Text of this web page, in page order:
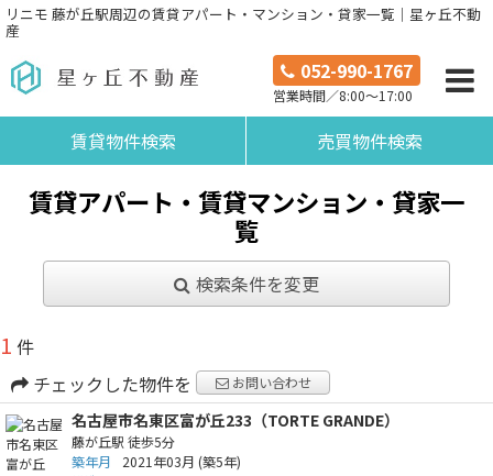
リニモ 藤が丘駅周辺の賃貸アパート・マンション・貸家一覧｜星ヶ丘不動
産
052-990-1767
営業時間／8:00～17:00
賃貸物件検索 売買物件検索
賃貸アパート・賃貸マンション・貸家一
覧
検索条件を変更
1 件
チェックした物件を
お問い合わせ
名古屋市名東区富が丘233（TORTE GRANDE）
藤が丘駅 徒歩5分
築年月
2021年03月 (築5年)